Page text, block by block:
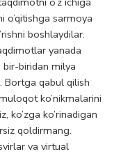
o’qitishga sarmoya
boshlaydilar.
yanada
bir-biridan milya
Bortga qabul qilish
ko’nikmalarini
ko’zga ko’rinadigan
qoldirmang.
va virtual